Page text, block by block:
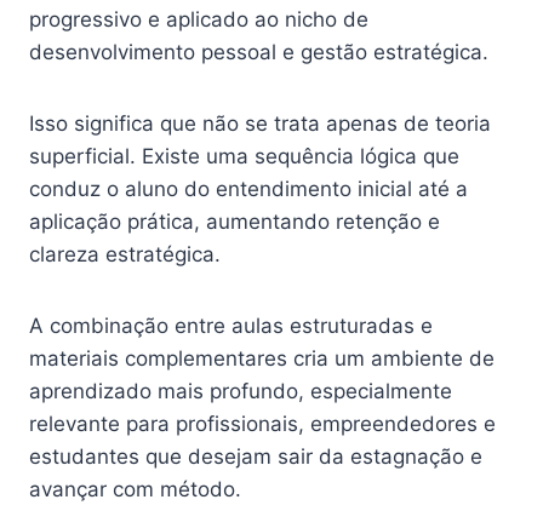
progressivo e aplicado ao nicho de
desenvolvimento pessoal e gestão estratégica.
Isso significa que não se trata apenas de teoria
superficial. Existe uma sequência lógica que
conduz o aluno do entendimento inicial até a
aplicação prática, aumentando retenção e
clareza estratégica.
A combinação entre aulas estruturadas e
materiais complementares cria um ambiente de
aprendizado mais profundo, especialmente
relevante para profissionais, empreendedores e
estudantes que desejam sair da estagnação e
avançar com método.